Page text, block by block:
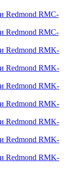
Redmond RMC-
Redmond RMC-
Redmond RMK-
Redmond RMK-
Redmond RMK-
Redmond RMK-
Redmond RMK-
Redmond RMK-
Redmond RMK-